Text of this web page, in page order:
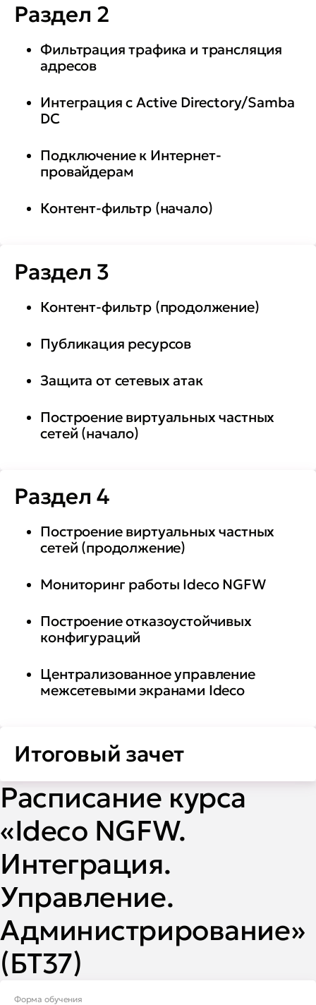
Раздел 2
Фильтрация трафика и трансляция
адресов
Интеграция с Active Directory/Samba
DC
Подключение к Интернет-
провайдерам
Контент-фильтр (начало)
Раздел 3
Контент-фильтр (продолжение)
Публикация ресурсов
Защита от сетевых атак
Построение виртуальных частных
сетей (начало)
Раздел 4
Построение виртуальных частных
сетей (продолжение)
Мониторинг работы Ideco NGFW
Построение отказоустойчивых
конфигураций
Централизованное управление
межсетевыми экранами Ideco
Итоговый зачет
Расписание курса
«Ideco NGFW.
Интеграция.
Управление.
Администрирование»
(БТ37)
Форма обучения